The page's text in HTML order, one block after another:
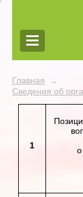
Главная →
Сведения об
1